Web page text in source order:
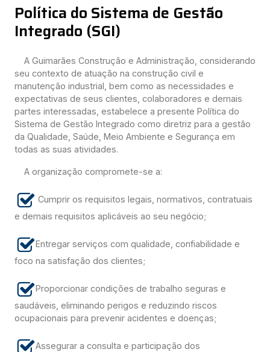
Política do Sistema de Gestão
Integrado (SGI)
A Guimarães Construção e Administração, considerando
seu contexto de atuação na construção civil e
manutenção industrial, bem como as necessidades e
expectativas de seus clientes, colaboradores e demais
partes interessadas, estabelece a presente Política do
Sistema de Gestão Integrado como diretriz para a gestão
da Qualidade, Saúde, Meio Ambiente e Segurança em
todas as suas atividades.
A organização compromete-se a:
Cumprir os requisitos legais, normativos, contratuais
e demais requisitos aplicáveis ao seu negócio;
Entregar serviços com qualidade, confiabilidade e
foco na satisfação dos clientes;
Proporcionar condições de trabalho seguras e
saudáveis, eliminando perigos e reduzindo riscos
ocupacionais para prevenir acidentes e doenças;
Assegurar a consulta e participação dos